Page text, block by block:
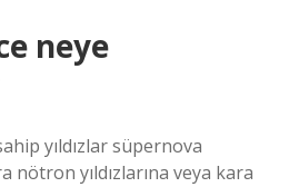
neye
yıldızlar süpernova
nötron yıldızlarına veya kara